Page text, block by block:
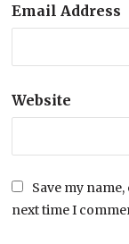
Email Address
Website
Save my
next time I